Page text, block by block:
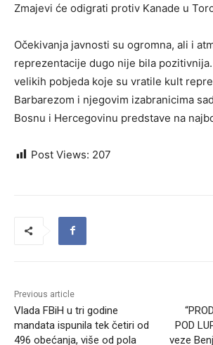
Zmajevi će odigrati protiv Kanade u
Očekivanja javnosti su ogromna, ali i
reprezentacije dugo nije bila
velikih pobjeda koje su vratile kult
Barbarezom i njegovim izabranicima
Bosnu i Hercegovinu predstave na
Post Views: 207
Previous article
Vlada FBiH u tri godine
mandata ispunila tek četiri od
496 obećanja, više od pola
POD
veze